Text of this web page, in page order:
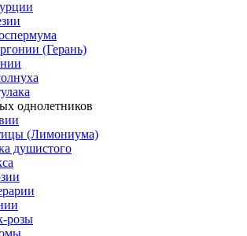
(Герань)
однолетников
(Лимониума)
душистого
розы